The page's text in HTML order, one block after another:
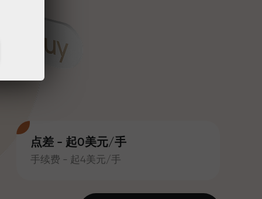
点差 - 起0美元/手
手续费 - 起4美元/手